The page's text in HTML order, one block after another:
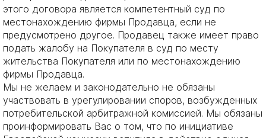
этого договора является компетентный суд по
местонахождению фирмы Продавца, если не
предусмотрено другое. Продавец также имеет право
подать жалобу на Покупателя в суд по месту
жительства Покупателя или по местонахождению
фирмы Продавца.
Мы не желаем и законодательно не обязаны
участвовать в урегулировании споров, возбужденных
потребительской арбитражной комиссией. Мы обязаны
проинформировать Вас о том, что по инициативе